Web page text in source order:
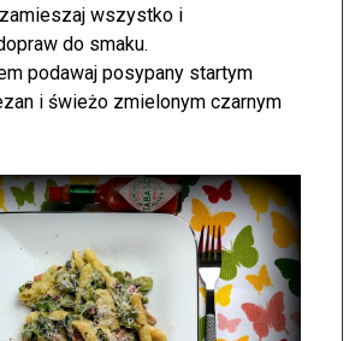
wszystko i
do smaku.
podawaj posypany startym
i świeżo zmielonym czarnym